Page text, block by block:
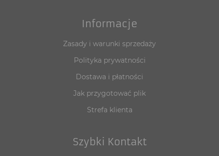
Informacje
Zasady i warunki sprzedaży
Polityka prywatności
Dostawa i płatności
Jak przygotować plik
Strefa klienta
Szybki Kontakt